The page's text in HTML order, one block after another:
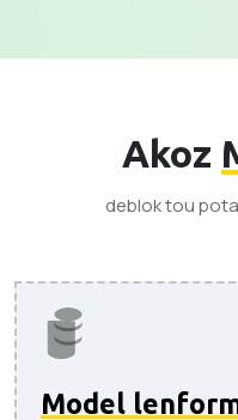
Akoz
deblok tou
Model